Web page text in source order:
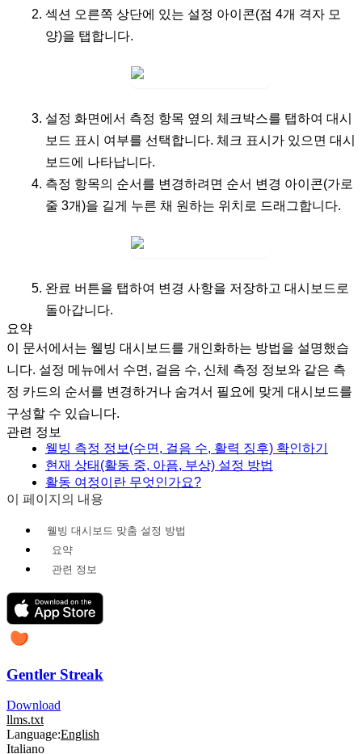
섹션 오른쪽 상단에 있는 설정 아이콘(점 4개 격자 모
양)을 탭합니다.
설정 화면에서 측정 항목 옆의 체크박스를 탭하여 대시
보드 표시 여부를 선택합니다. 체크 표시가 있으면 대시
보드에 나타납니다.
측정 항목의 순서를 변경하려면 순서 변경 아이콘(가로
줄 3개)을 길게 누른 채 원하는 위치로 드래그합니다.
완료 버튼을 탭하여 변경 사항을 저장하고 대시보드로
돌아갑니다.
요약
이 문서에서는 웰빙 대시보드를 개인화하는 방법을 설명했습
니다. 설정 메뉴에서 수면, 걸음 수, 신체 측정 정보와 같은 측
정 카드의 순서를 변경하거나 숨겨서 필요에 맞게 대시보드를
구성할 수 있습니다.
관련 정보
웰빙 측정 정보(수면, 걸음 수, 활력 징후) 확인하기
현재 상태(활동 중, 아픔, 부상) 설정 방법
활동 여정이란 무엇인가요?
이 페이지의 내용
웰빙 대시보드 맞춤 설정 방법
요약
관련 정보
Gentler Streak
Download
llms.txt
Language:English
Italiano